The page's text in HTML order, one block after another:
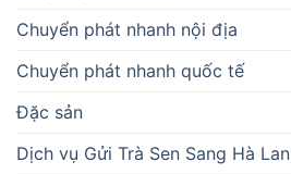
Chuyển phát nhanh nội địa
Chuyển phát nhanh quốc tế
Đặc sản
Dịch vụ Gửi Trà Sen Sang Hà Lan